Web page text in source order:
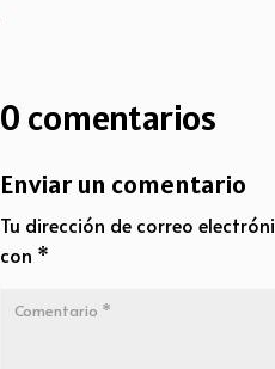
0 comentarios
Enviar un comentario
Tu dirección de correo
con *